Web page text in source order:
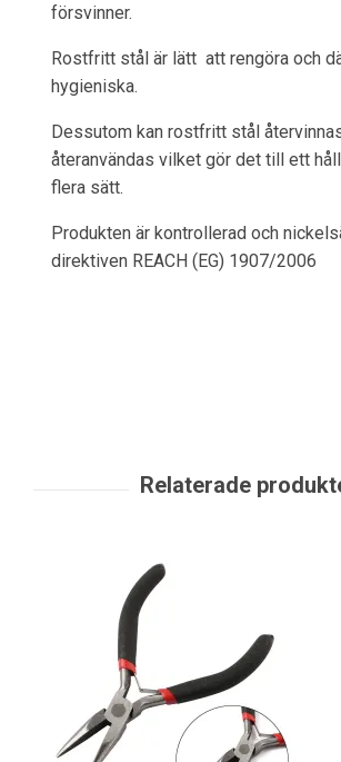
försvinner.
Rostfritt stål är lätt att rengöra och
hygieniska.
Dessutom kan rostfritt stål
återanvändas vilket gör det till ett
flera sätt.
Produkten är kontrollerad och
direktiven REACH (EG) 1907/2006